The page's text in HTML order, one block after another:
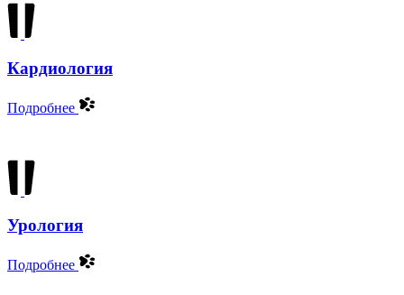
Кардиология
Подробнее
Урология
Подробнее